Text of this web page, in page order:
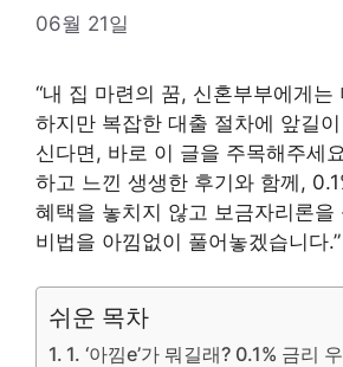
06월 21일
“내 집 마련의 꿈, 신혼부부에게는
하지만 복잡한 대출 절차에 앞길
신다면, 바로 이 글을 주목해주세
하고 느낀 생생한 후기와 함께,
혜택을 놓치지 않고 보금자리론을
비법을 아낌없이 풀어놓겠습니다.”
쉬운 목차
1. ‘아낌e’가 뭐길래? 0.1% 금리